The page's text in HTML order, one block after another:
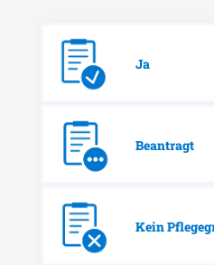
Ja
Beantragt
Kein